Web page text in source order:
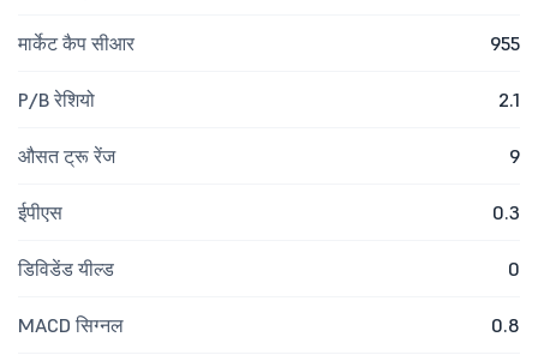
मार्केट कैप सीआर 955
P/B रेशियो 2.1
औसत ट्रू रेंज 9
ईपीएस 0.3
डिविडेंड यील्ड 0
MACD सिग्नल 0.8